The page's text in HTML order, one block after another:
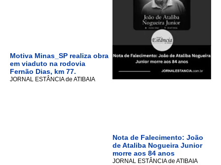
Motiva Minas_SP realiza obra
em viaduto na rodovia
Fernão Dias, km 77.
JORNAL ESTÂNCIA de ATIBAIA
Nota de Falecimento: João
de Ataliba Nogueira Junior
morre aos 84 anos
JORNAL ESTÂNCIA de ATIBAIA